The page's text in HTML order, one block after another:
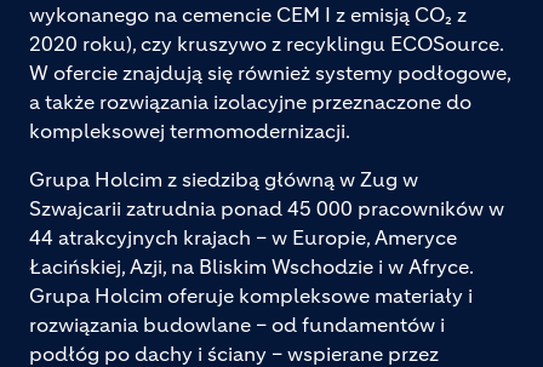
wykonanego na cemencie CEM I z emisją CO₂ z
2020 roku), czy kruszywo z recyklingu ECOSource.
W ofercie znajdują się również systemy podłogowe,
a także rozwiązania izolacyjne przeznaczone do
kompleksowej termomodernizacji.
Grupa Holcim z siedzibą główną w Zug w
Szwajcarii zatrudnia ponad 45 000 pracowników w
44 atrakcyjnych krajach – w Europie, Ameryce
Łacińskiej, Azji, na Bliskim Wschodzie i w Afryce.
Grupa Holcim oferuje kompleksowe materiały i
rozwiązania budowlane – od fundamentów i
podłóg po dachy i ściany – wspierane przez